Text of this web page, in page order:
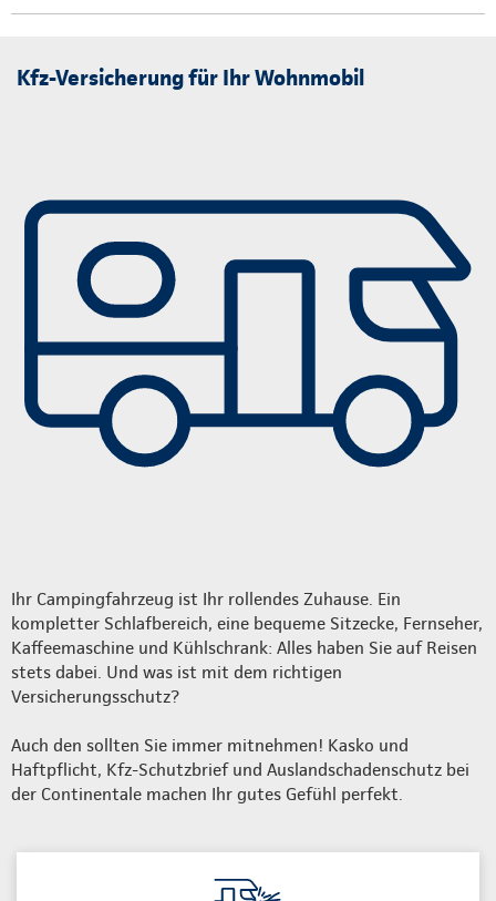
Kfz-Versicherung für Ihr Wohnmobil
Ihr Campingfahrzeug ist Ihr rollendes Zuhause. Ein
kompletter Schlafbereich, eine bequeme Sitzecke, Fernseher,
Kaffeemaschine und Kühlschrank: Alles haben Sie auf Reisen
stets dabei. Und was ist mit dem richtigen
Versicherungsschutz?
Auch den sollten Sie immer mitnehmen! Kasko und
Haftpflicht, Kfz-Schutzbrief und Auslandschadenschutz bei
der Continentale machen Ihr gutes Gefühl perfekt.